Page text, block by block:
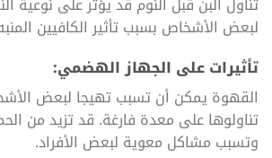
لبعض الأشخاص بسبب تأثير الكافيين
تأثيرات على الجهاز الهضمي:
القهوة يمكن أن تسبب تهيجا لبعض
تناولوها على معدة فارغة. قد تزيد من
وتسبب مشاكل معوية لبعض الأفراد.